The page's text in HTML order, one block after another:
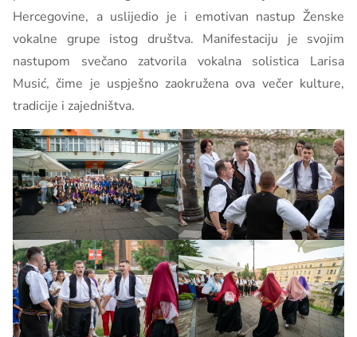
Hercegovine, a uslijedio je i emotivan nastup Ženske
vokalne grupe istog društva. Manifestaciju je svojim
nastupom svečano zatvorila vokalna solistica Larisa
Musić, čime je uspješno zaokružena ova večer kulture,
tradicije i zajedništva.